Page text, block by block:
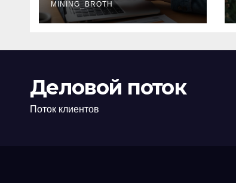
офис: порядок,
требования и
MINING_BROTH
Деловой поток
Поток клиентов